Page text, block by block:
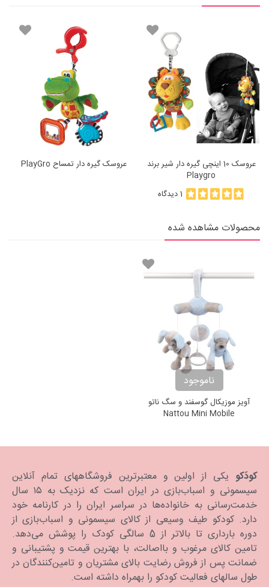
عروسک 10 اینچی گیره دار شیر برند
Playgro
1 دیدگاه
عروسک گیره دار تمساح PlayGro
محصولات مشاهده شده
ناموجود
آویز موزیکال گوسفند و سگ ناتو
Nattou Mini Mobile
کودَکو یکی از اولین و معتبرترین فروشگاههای تمام آنلاین
سیسمونی و اسباب‌بازی در ایران است که نزدیک به ۱۵ سال
خدمت‌رسانی به خانواده‌ها در سراسر ایران را در کارنامه خود
دارد. كودكو طیف وسیعی از کالای سیسمونی و اسباب‌بازی از
دوره بارداری تا بالاتر از 5 سالگی کودک را پوشش می‌دهد.
تامین کالای مرغوب و بااصالت، با بهترین قیمت و پشتیبانی و
ضمانت پس از فروش رضایت بالای مشتریان و تامین‌کنندگان در
طول سالهای فعالیت کودکو را بهمراه داشته است.